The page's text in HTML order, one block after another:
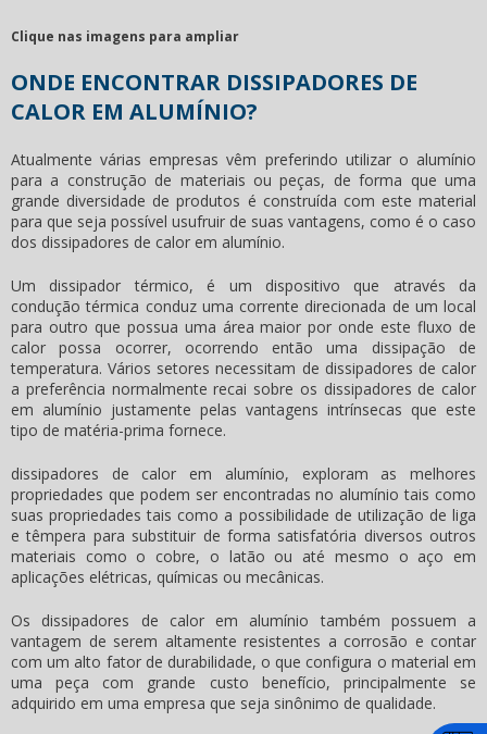
Clique nas imagens para ampliar
ONDE ENCONTRAR DISSIPADORES DE
CALOR EM ALUMÍNIO?
Atualmente várias empresas vêm preferindo utilizar o alumínio
para a construção de materiais ou peças, de forma que uma
grande diversidade de produtos é construída com este material
para que seja possível usufruir de suas vantagens, como é o caso
dos dissipadores de calor em alumínio.
Um dissipador térmico, é um dispositivo que através da
condução térmica conduz uma corrente direcionada de um local
para outro que possua uma área maior por onde este fluxo de
calor possa ocorrer, ocorrendo então uma dissipação de
temperatura. Vários setores necessitam de dissipadores de calor
a preferência normalmente recai sobre os dissipadores de calor
em alumínio justamente pelas vantagens intrínsecas que este
tipo de matéria-prima fornece.
dissipadores de calor em alumínio, exploram as melhores
propriedades que podem ser encontradas no alumínio tais como
suas propriedades tais como a possibilidade de utilização de liga
e têmpera para substituir de forma satisfatória diversos outros
materiais como o cobre, o latão ou até mesmo o aço em
aplicações elétricas, químicas ou mecânicas.
Os dissipadores de calor em alumínio também possuem a
vantagem de serem altamente resistentes a corrosão e contar
com um alto fator de durabilidade, o que configura o material em
uma peça com grande custo benefício, principalmente se
adquirido em uma empresa que seja sinônimo de qualidade.